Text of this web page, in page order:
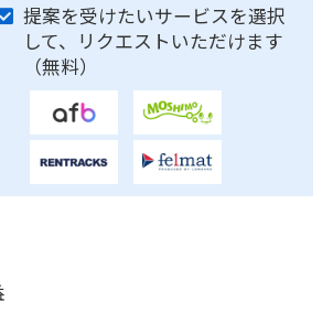
提案を受けたいサービスを選択
して、リクエストいただけます
（無料）